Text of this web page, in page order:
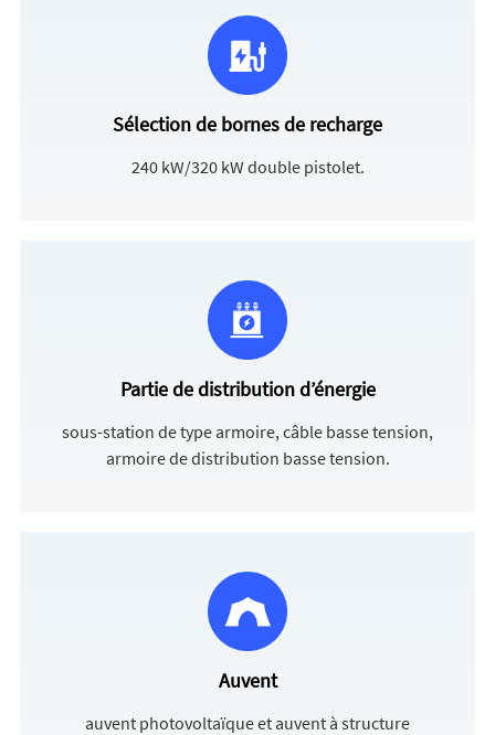
Sélection de bornes de recharge
240 kW/320 kW double pistolet.
Partie de distribution d’énergie
sous-station de type armoire, câble basse tension,
armoire de distribution basse tension.
Auvent
auvent photovoltaïque et auvent à structure